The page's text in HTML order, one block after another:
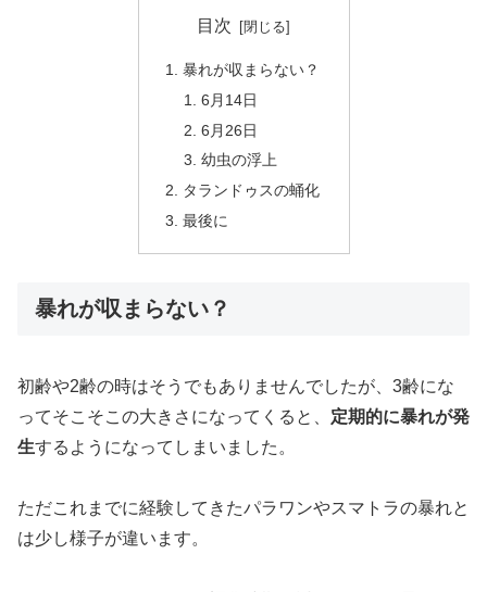
目次
暴れが収まらない？
6月14日
6月26日
幼虫の浮上
タランドゥスの蛹化
最後に
暴れが収まらない？
初齢や2齢の時はそうでもありませんでしたが、3齢にな
ってそこそこの大きさになってくると、 定期的に暴れが発
生するようになってしまいました。
ただこれまでに経験してきたパラワンやスマトラの暴れと
は少し様子が違います。